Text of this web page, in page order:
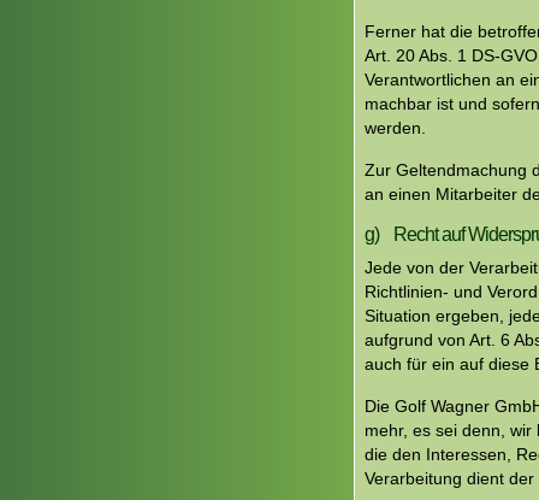
Ferner hat die
Art. 20 Abs. 1 DS-
Verantwortlichen an
machbar ist und
werden.
Zur Geltendmachung
an einen Mitarbeiter
g) Recht auf
Jede von der
Richtlinien- und
Situation ergeben,
aufgrund von Art. 6
auch für ein auf diese
Die Golf Wagner
mehr, es sei denn,
die den Interessen,
Verarbeitung dient